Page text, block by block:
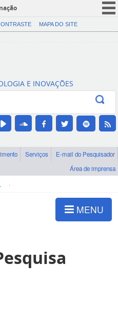
CORONAVÍRUS (COVID-19)
Canais
MAPA DO SITE
E INOVAÇÕES
Serviços
E-mail do Pesquisador
Área de imprensa
MENU